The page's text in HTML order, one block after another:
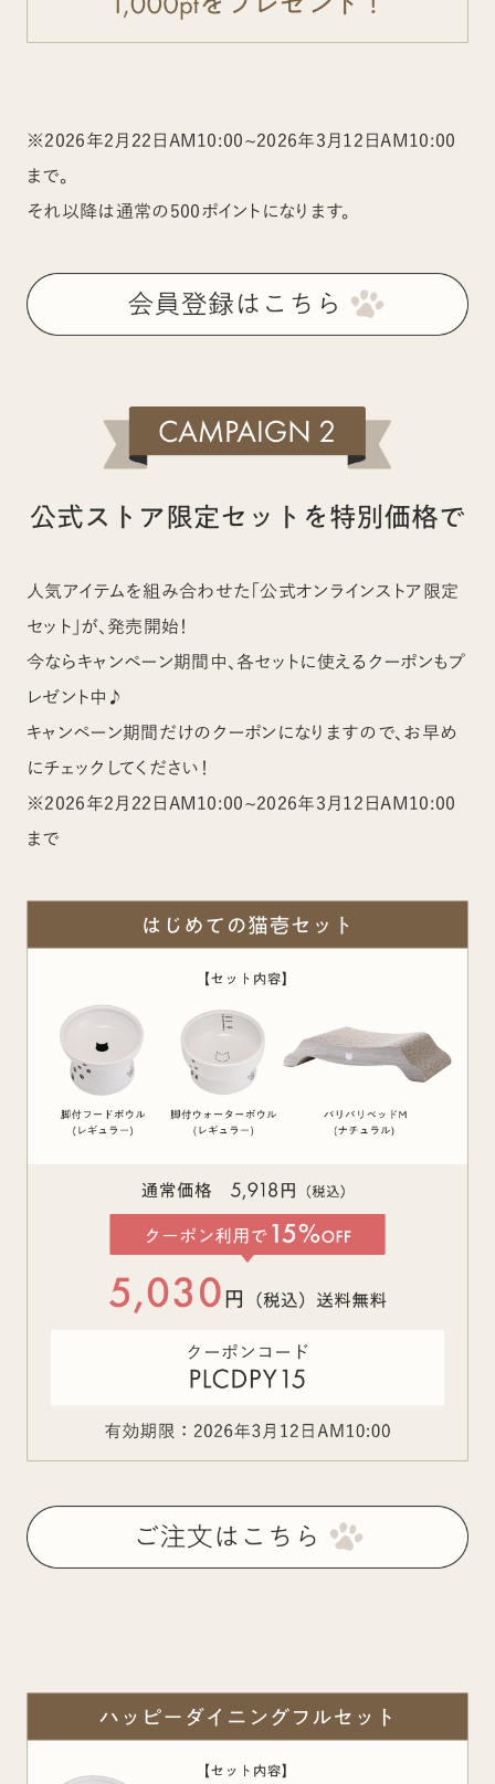
※2026年2月22日AM10:00~2026年3月12日AM10:00
まで。
それ以降は通常の500ポイントになります。
人気アイテムを組み合わせた「公式オンラインストア限定
セット」が、発売開始！
今ならキャンペーン期間中、各セットに使えるクーポンもプ
レゼント中♪
キャンペーン期間だけのクーポンになりますので、お早め
にチェックしてください！
※2026年2月22日AM10:00~2026年3月12日AM10:00
まで